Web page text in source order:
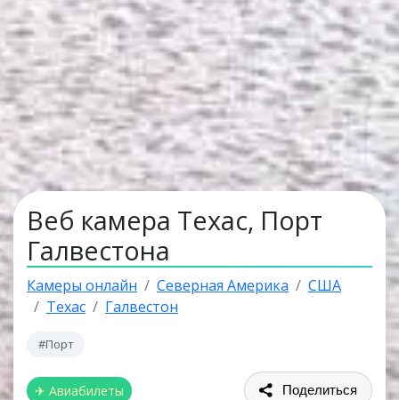
Веб камера Техас, Порт
Галвестона
Камеры онлайн Северная Америка
США
Техас
Галвестон
#Порт
✈ Авиабилеты Поделиться